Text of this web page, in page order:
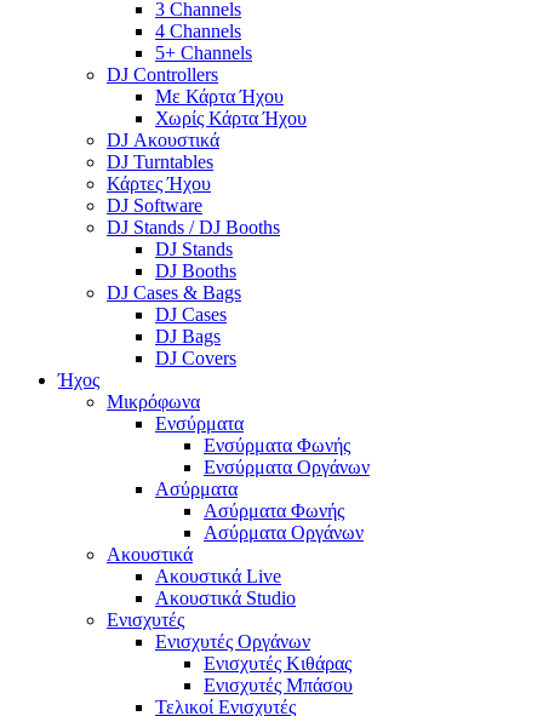
3 Channels
4 Channels
5+ Channels
DJ Controllers
Με Κάρτα Ήχου
Χωρίς Κάρτα Ήχου
DJ Ακουστικά
DJ Turntables
Κάρτες Ήχου
DJ Software
DJ Stands / DJ Booths
DJ Stands
DJ Booths
DJ Cases & Bags
DJ Cases
DJ Bags
DJ Covers
Ήχος
Μικρόφωνα
Ενσύρματα
Ενσύρματα Φωνής
Ενσύρματα Οργάνων
Ασύρματα
Ασύρματα Φωνής
Ασύρματα Οργάνων
Ακουστικά
Ακουστικά Live
Ακουστικά Studio
Ενισχυτές
Ενισχυτές Οργάνων
Ενισχυτές Κιθάρας
Ενισχυτές Μπάσου
Τελικοί Ενισχυτές